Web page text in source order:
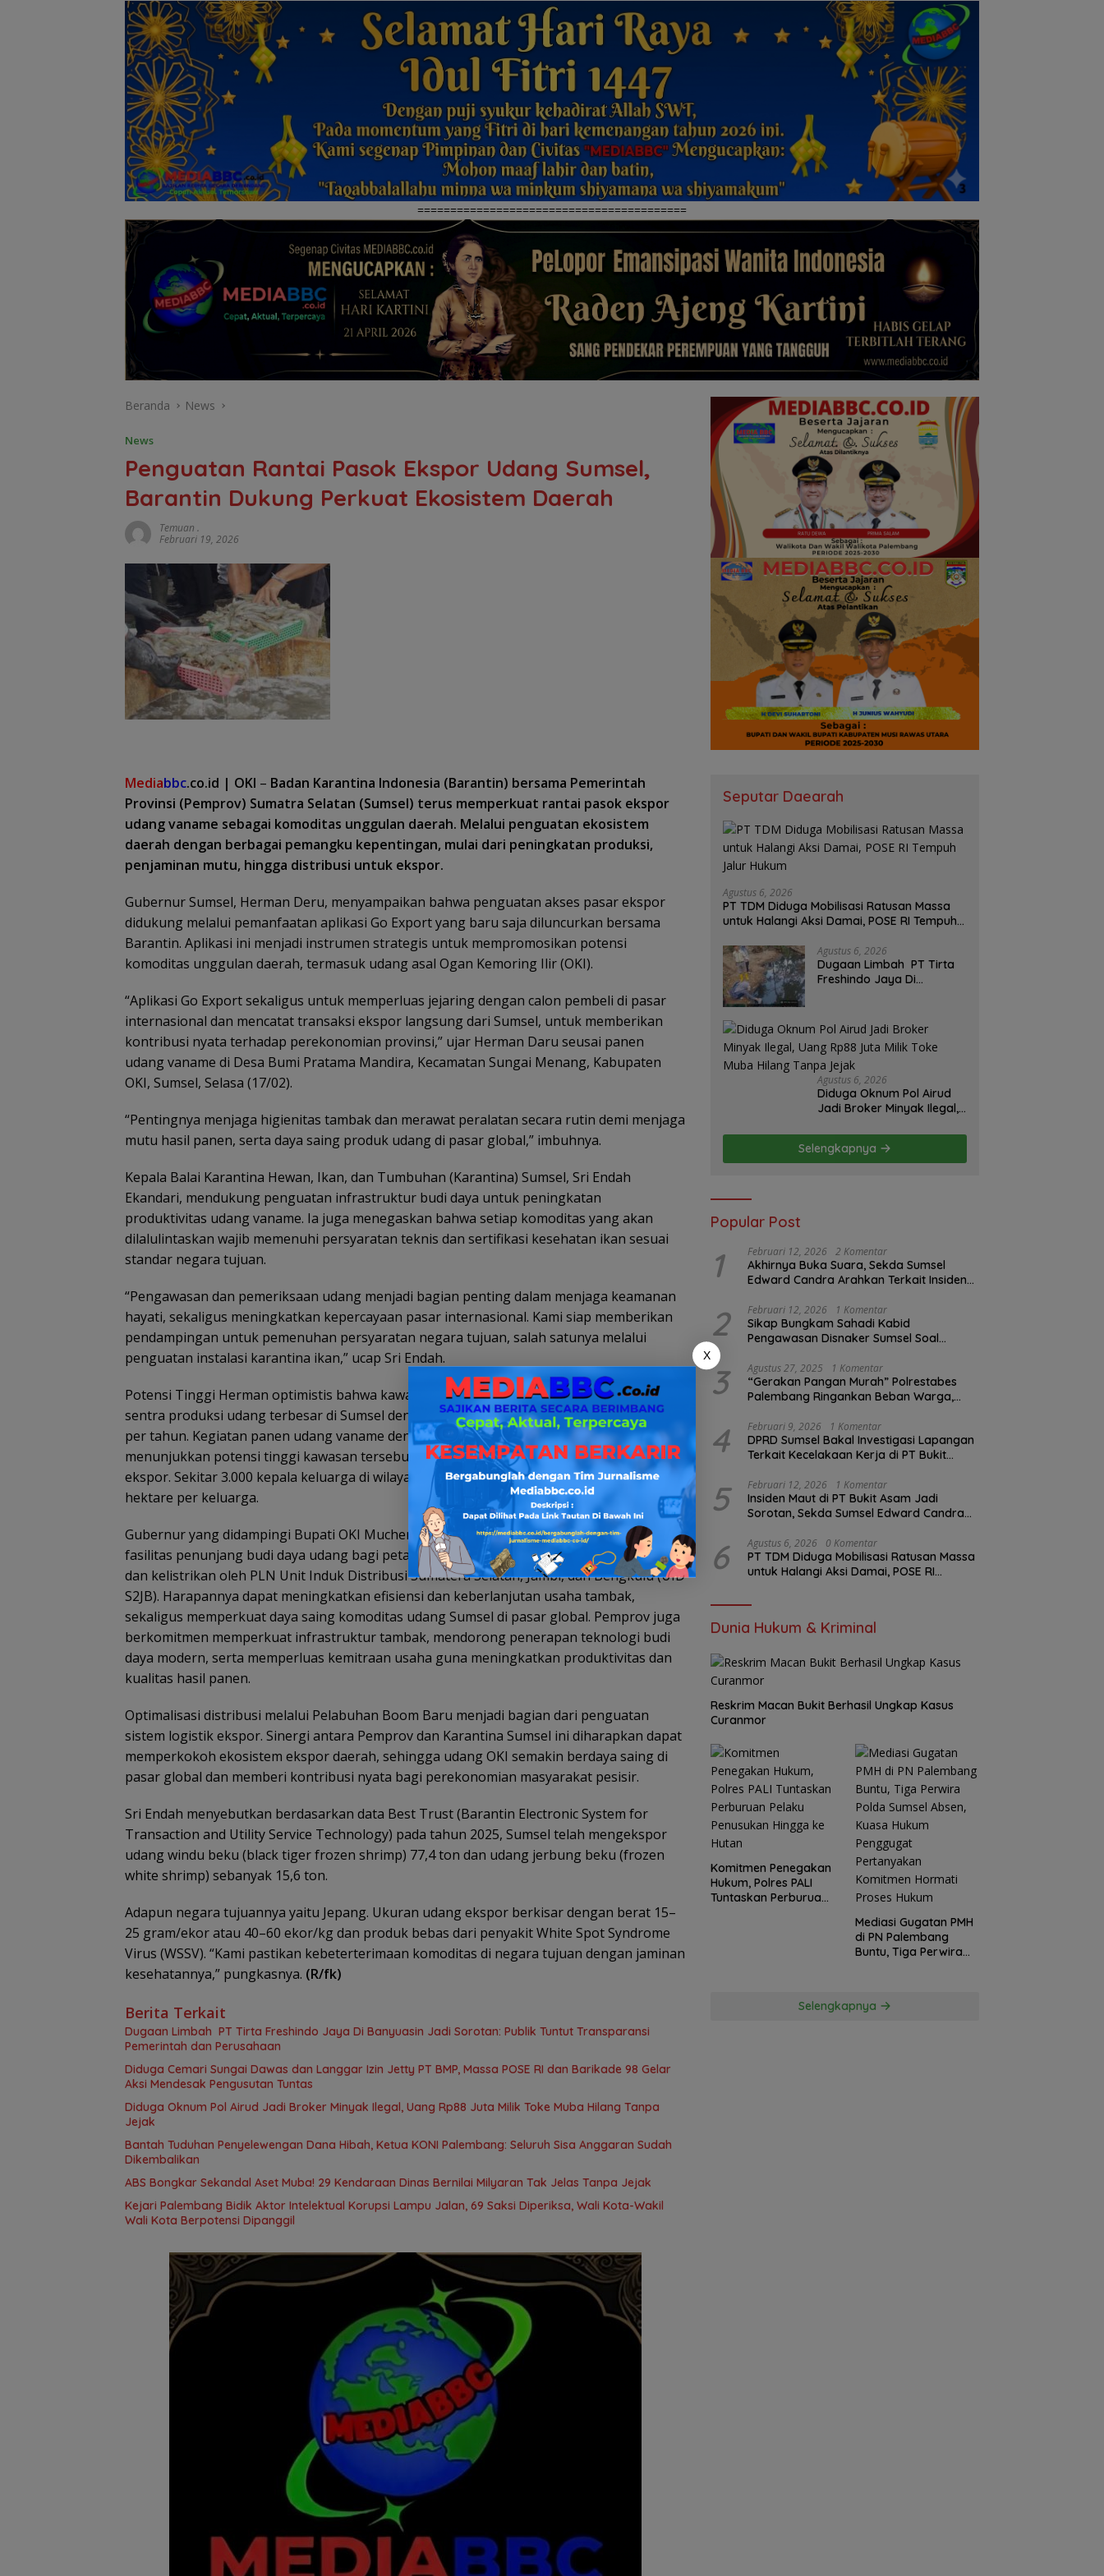
=========================================
Beranda News
News
Penguatan Rantai Pasok Ekspor Udang Sumsel,
Barantin Dukung Perkuat Ekosistem Daerah
Temuan .
Februari 19, 2026
Mediabbc.co.id | OKI – Badan Karantina Indonesia (Barantin) bersama Pemerintah
Provinsi (Pemprov) Sumatra Selatan (Sumsel) terus memperkuat rantai pasok ekspor
udang vaname sebagai komoditas unggulan daerah. Melalui penguatan ekosistem
daerah dengan berbagai pemangku kepentingan, mulai dari peningkatan produksi,
penjaminan mutu, hingga distribusi untuk ekspor.
Gubernur Sumsel, Herman Deru, menyampaikan bahwa penguatan akses pasar ekspor
didukung melalui pemanfaatan aplikasi Go Export yang baru saja diluncurkan bersama
Barantin. Aplikasi ini menjadi instrumen strategis untuk mempromosikan potensi
komoditas unggulan daerah, termasuk udang asal Ogan Kemoring Ilir (OKI).
“Aplikasi Go Export sekaligus untuk memperluas jejaring dengan calon pembeli di pasar
internasional dan mencatat transaksi ekspor langsung dari Sumsel, untuk memberikan
kontribusi nyata terhadap perekonomian provinsi,” ujar Herman Daru seusai panen
udang vaname di Desa Bumi Pratama Mandira, Kecamatan Sungai Menang, Kabupaten
OKI, Sumsel, Selasa (17/02).
“Pentingnya menjaga higienitas tambak dan merawat peralatan secara rutin demi menjaga
mutu hasil panen, serta daya saing produk udang di pasar global,” imbuhnya.
Kepala Balai Karantina Hewan, Ikan, dan Tumbuhan (Karantina) Sumsel, Sri Endah
Ekandari, mendukung penguatan infrastruktur budi daya untuk peningkatan
produktivitas udang vaname. Ia juga menegaskan bahwa setiap komoditas yang akan
dilalulintaskan wajib memenuhi persyaratan teknis dan sertifikasi kesehatan ikan sesuai
standar negara tujuan.
“Pengawasan dan pemeriksaan udang menjadi bagian penting dalam menjaga keamanan
hayati, sekaligus meningkatkan kepercayaan pasar internasional. Kami siap memberikan
pendampingan untuk pemenuhan persyaratan negara tujuan, salah satunya melalui
penguatan instalasi karantina ikan,” ucap Sri Endah.
Potensi Tinggi Herman optimistis bahwa kawasan Sungai Menang menjadi salah satu
sentra produksi udang terbesar di Sumsel dengan kapasitas mencapai sekitar 15 ribu ton
per tahun. Kegiatan panen udang vaname dengan hasil sekitar 1,2–1,4 ton, yang
menunjukkan potensi tinggi kawasan tersebut sebagai sentra produksi berorientasi
ekspor. Sekitar 3.000 kepala keluarga di wilayah itu mengelola tambak minimal satu
hektare per keluarga.
Gubernur yang didampingi Bupati OKI Muchendi Mahzareki turut menyerahkan bantuan
fasilitas penunjang budi daya udang bagi petambak di kawasan tersebut, berupa kincir air
dan kelistrikan oleh PLN Unit Induk Distribusi Sumatera Selatan, Jambi, dan Bengkulu (UID
S2JB). Harapannya dapat meningkatkan efisiensi dan keberlanjutan usaha tambak,
sekaligus memperkuat daya saing komoditas udang Sumsel di pasar global. Pemprov juga
berkomitmen memperkuat infrastruktur tambak, mendorong penerapan teknologi budi
daya modern, serta memperluas kemitraan usaha guna meningkatkan produktivitas dan
kualitas hasil panen.
Optimalisasi distribusi melalui Pelabuhan Boom Baru menjadi bagian dari penguatan
sistem logistik ekspor. Sinergi antara Pemprov dan Karantina Sumsel ini diharapkan dapat
memperkokoh ekosistem ekspor daerah, sehingga udang OKI semakin berdaya saing di
pasar global dan memberi kontribusi nyata bagi perekonomian masyarakat pesisir.
Sri Endah menyebutkan berdasarkan data Best Trust (Barantin Electronic System for
Transaction and Utility Service Technology) pada tahun 2025, Sumsel telah mengekspor
udang windu beku (black tiger frozen shrimp) 77,4 ton dan udang jerbung beku (frozen
white shrimp) sebanyak 15,6 ton.
Adapun negara tujuannya yaitu Jepang. Ukuran udang ekspor berkisar dengan berat 15–
25 gram/ekor atau 40–60 ekor/kg dan produk bebas dari penyakit White Spot Syndrome
Virus (WSSV). “Kami pastikan kebeterterimaan komoditas di negara tujuan dengan jaminan
kesehatannya,” pungkasnya. (R/fk)
Berita Terkait
Dugaan Limbah PT Tirta Freshindo Jaya Di Banyuasin Jadi Sorotan: Publik Tuntut Transparansi
Pemerintah dan Perusahaan
Diduga Cemari Sungai Dawas dan Langgar Izin Jetty PT BMP, Massa POSE RI dan Barikade 98 Gelar
Aksi Mendesak Pengusutan Tuntas
Diduga Oknum Pol Airud Jadi Broker Minyak Ilegal, Uang Rp88 Juta Milik Toke Muba Hilang Tanpa
Jejak
Bantah Tuduhan Penyelewengan Dana Hibah, Ketua KONI Palembang: Seluruh Sisa Anggaran Sudah
Dikembalikan
ABS Bongkar Sekandal Aset Muba! 29 Kendaraan Dinas Bernilai Milyaran Tak Jelas Tanpa Jejak
Kejari Palembang Bidik Aktor Intelektual Korupsi Lampu Jalan, 69 Saksi Diperiksa, Wali Kota-Wakil
Wali Kota Berpotensi Dipanggil
Seputar Daearah
Agustus 6, 2026
PT TDM Diduga Mobilisasi Ratusan Massa
untuk Halangi Aksi Damai, POSE RI Tempuh
Agustus 6, 2026
Dugaan Limbah PT Tirta
Freshindo Jaya Di
Pemerintah dan
Perusahaan
Agustus 6, 2026
Diduga Oknum Pol Airud
Jadi Broker Minyak Ilegal,
Muba Hilang Tanpa Jejak
Selengkapnya
Popular Post
1 Februari 12, 2026 2 Komentar
Akhirnya Buka Suara, Sekda Sumsel
Edward Candra Arahkan Terkait Insiden
2 Februari 12, 2026 1 Komentar
Sikap Bungkam Sahadi Kabid
Pengawasan Disnaker Sumsel Soal
Pengawasan K3?
3 Agustus 27, 2025 1 Komentar
“Gerakan Pangan Murah” Polrestabes
Palembang Ringankan Beban Warga,
4 Februari 9, 2026 1 Komentar
DPRD Sumsel Bakal Investigasi Lapangan
Terkait Kecelakaan Kerja di PT Bukit
5 Februari 12, 2026 1 Komentar
Insiden Maut di PT Bukit Asam Jadi
Sorotan, Sekda Sumsel Edward Candra
6 Agustus 6, 2026 0 Komentar
PT TDM Diduga Mobilisasi Ratusan Massa
untuk Halangi Aksi Damai, POSE RI
Dunia Hukum & Kriminal
Reskrim Macan Bukit Berhasil Ungkap Kasus
Curanmor
Komitmen Penegakan
Hukum, Polres PALI
Tuntaskan Perburuan
Mediasi Gugatan PMH
di PN Palembang
Buntu, Tiga Perwira
Pertanyakan
Selengkapnya
X